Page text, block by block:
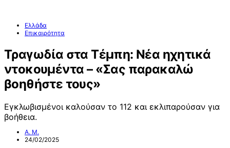
Ελλάδα
Επικαιρότητα
Τραγωδία στα Τέμπη: Νέα ηχητικά
ντοκουμέντα – «Σας παρακαλώ
βοηθήστε τους»
Eγκλωβισμένοι καλούσαν το 112 και εκλιπαρούσαν για
βοήθεια.
Α. Μ.
24/02/2025